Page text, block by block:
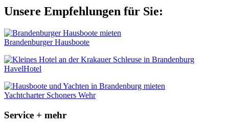
Unsere Empfehlungen für Sie:
Brandenburger Hausboote
HavelHotel
Yachtcharter Schoners Wehr
Service + mehr